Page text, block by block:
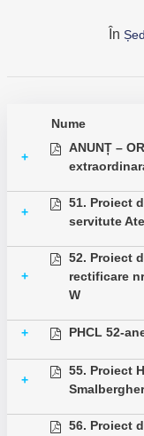
În
Nume
+
ANUNȚ –
+
51. Proiect
servitute
+
52. Proiect
rectificare
W
+ PHCL 52-
+
55. Proiect
56. Proiect